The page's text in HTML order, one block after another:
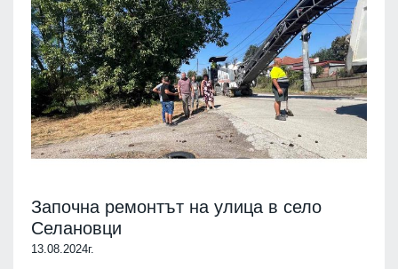
Започна ремонтът на улица в село
Селановци
13.08.2024г.